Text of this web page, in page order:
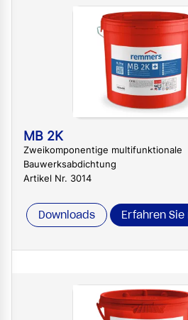
MB 2K
Zweikomponentige multifunktionale
Bauwerksabdichtung
Artikel Nr. 3014
Downloads Erfahren